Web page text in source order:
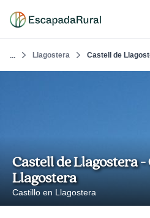
... Llagostera Castell de
Castell de Llagostera
Llagostera
Castillo en Llagostera